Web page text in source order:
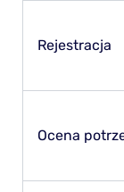
Rejestracja
Ocena